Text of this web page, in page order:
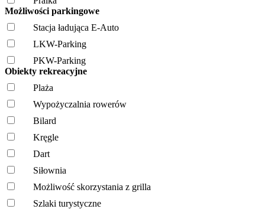
Możliwości parkingowe
Stacja ładująca E-Auto
LKW-Parking
PKW-Parking
Obiekty rekreacyjne
Plaża
Wypożyczalnia rowerów
Bilard
Kręgle
Dart
Siłownia
Możliwość skorzystania z grilla
Szlaki turystyczne